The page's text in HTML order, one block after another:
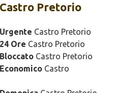
Pretorio
Castro Pretorio
Ore Castro Pretorio
Castro Pretorio
Castro